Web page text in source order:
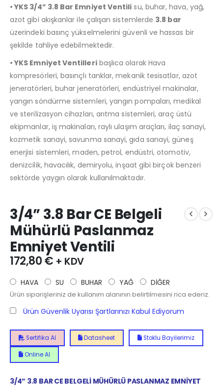
• YKS 3/4” 3.8 Bar Emniyet Ventili su, buhar, hava, yağ,
azot gibi akışkanlar ile çalışan sistemlerde 3.8 bar
üzerindeki basınç yükselmelerini güvenli ve hassas bir
şekilde tahliye edebilmektedir.
• YKS Emniyet Ventilleribaşlıca olarak Hava
kompresörleri, basınçlı tanklar, mekanik tesisatlar, azot
jeneratörleri, buhar jeneratörleri, endüstriyel makinalar,
yangın söndürme sistemleri, yangın pompaları, medikal
ve sterilizasyon cihazları, arıtma sistemleri, araç üstü
ekipmanlar, iş makinaları, raylı ulaşım araçları, ilaç sanayi,
kozmetik sanayi, savunma sanayi, gıda sanayi, güneş
enerjisi sistemleri, maden, petrol, endüstri, otomotiv,
denizcilik, havacılık, demiryolu, inşaat gibi birçok benzeri
sektörde yaygın olarak kullanılmaktadır.
3/4” 3.8 Bar CE Belgeli
Mühürlü Paslanmaz
Emniyet Ventili
172,80€ + KDV
HAVA SU BUHAR YAĞ DİĞER
Ürün siparişleriniz de kullanım alanının belirtilmesini rica ederiz.
Ürün Güvenlik Uyarısı Şartlarınızı Kabul Ediyorum
Sertifika Al Datasheet Stoklu Bayilerimiz
Online Al
3/4” 3.8 BAR CE BELGELİ MÜHÜRLÜ PASLANMAZ EMNİYET